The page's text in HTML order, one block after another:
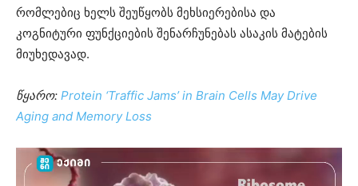
რომლებიც ხელს შეუწყობს მეხსიერებისა და
კოგნიტური ფუნქციების შენარჩუნებას ასაკის მატების
მიუხედავად.
წყარო: Protein ‘Traffic Jams’ in Brain Cells May Drive
Aging and Memory Loss
ვიდეო
დამკვრელი